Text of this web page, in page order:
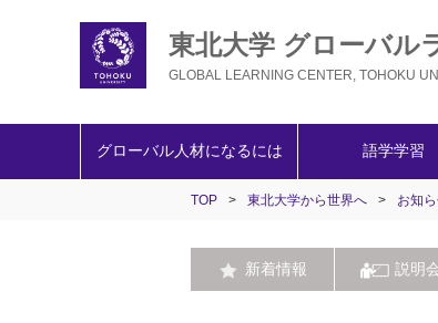
東北大学 グローバル
GLOBAL LEARNING CENTER, TOHOKU
グローバル人材になるには 語学学習
TOP > 東北大学から世界へ > お知
新着情報 説明